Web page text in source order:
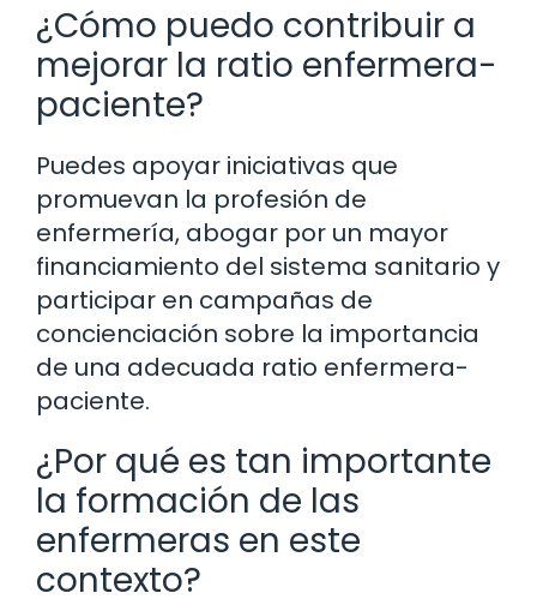
¿Cómo puedo contribuir a
mejorar la ratio enfermera-
paciente?
Puedes apoyar iniciativas que
promuevan la profesión de
enfermería, abogar por un mayor
financiamiento del sistema sanitario y
participar en campañas de
concienciación sobre la importancia
de una adecuada ratio enfermera-
paciente.
¿Por qué es tan importante
la formación de las
enfermeras en este
contexto?